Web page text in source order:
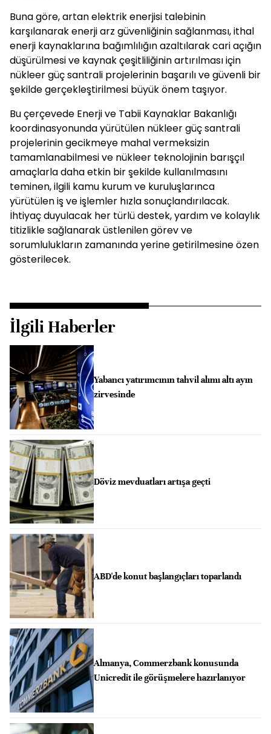
Buna göre, artan elektrik enerjisi talebinin
karşılanarak enerji arz güvenliğinin sağlanması, ithal
enerji kaynaklarına bağımlılığın azaltılarak cari açığın
düşürülmesi ve kaynak çeşitliliğinin artırılması için
nükleer güç santrali projelerinin başarılı ve güvenli bir
şekilde gerçekleştirilmesi büyük önem taşıyor.
Bu çerçevede Enerji ve Tabii Kaynaklar Bakanlığı
koordinasyonunda yürütülen nükleer güç santrali
projelerinin gecikmeye mahal vermeksizin
tamamlanabilmesi ve nükleer teknolojinin barışçıl
amaçlarla daha etkin bir şekilde kullanılmasını
teminen, ilgili kamu kurum ve kuruluşlarınca
yürütülen iş ve işlemler hızla sonuçlandırılacak.
İhtiyaç duyulacak her türlü destek, yardım ve kolaylık
titizlikle sağlanarak üstlenilen görev ve
sorumlulukların zamanında yerine getirilmesine özen
gösterilecek.
İlgili Haberler
Yabancı yatırımcının tahvil alımı altı ayın
zirvesinde
Döviz mevduatları artışa geçti
ABD'de konut başlangıçları toparlandı
Almanya, Commerzbank konusunda
Unicredit ile görüşmelere hazırlanıyor